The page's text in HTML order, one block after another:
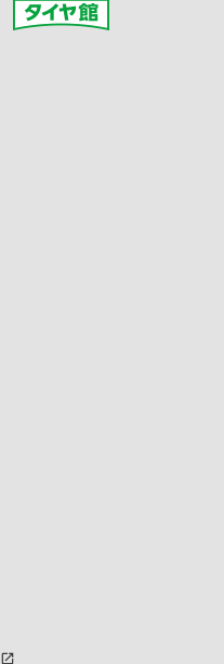
launch